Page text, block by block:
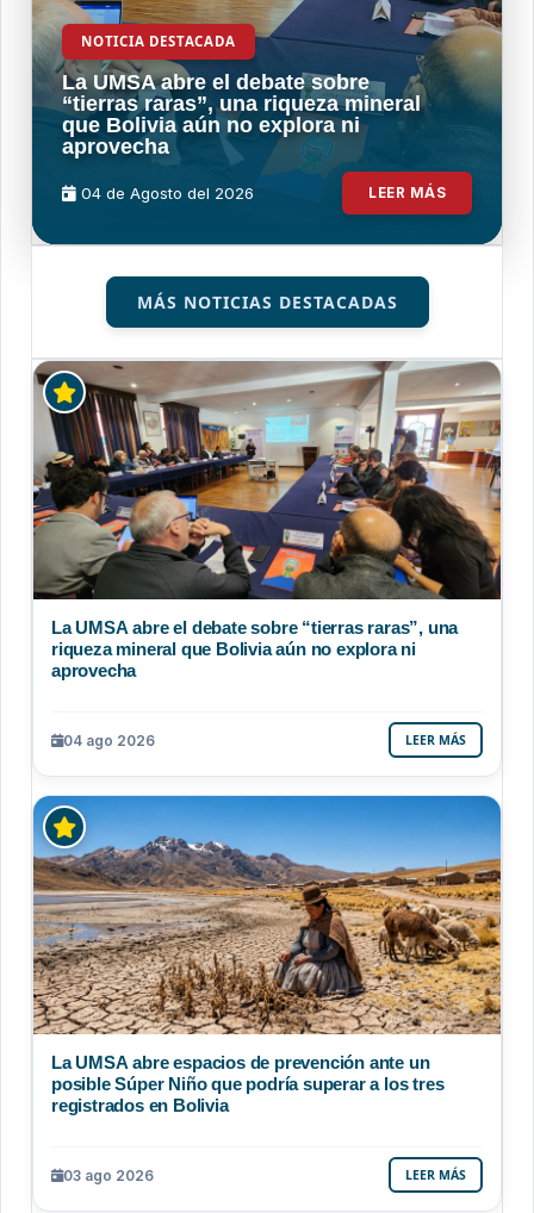
NOTICIA DESTACADA
La UMSA abre el debate sobre
“tierras raras”, una riqueza mineral
que Bolivia aún no explora ni
aprovecha
04 de Agosto del 2026 LEER MÁS
MÁS NOTICIAS DESTACADAS
La UMSA abre el debate sobre “tierras raras”, una
riqueza mineral que Bolivia aún no explora ni
aprovecha
04 ago 2026 LEER MÁS
La UMSA abre espacios de prevención ante un
posible Súper Niño que podría superar a los tres
registrados en Bolivia
03 ago 2026 LEER MÁS